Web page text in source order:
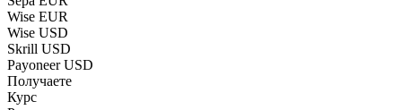
Wise EUR
Wise USD
Skrill USD
Payoneer USD
Получаете
Курс